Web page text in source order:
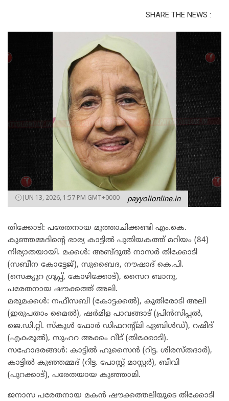
SHARE THE NEWS :
JUN 13, 2026, 1:57 PM GMT+0000 payyolionline.in
തിക്കോടി: പരേതനായ മുത്താചിക്കണ്ടി എം.കെ.
കുഞ്ഞമ്മദിന്റെ ഭാര്യ കാട്ടിൽ പുതിയകത്ത് മറിയം (84)
നിര്യാതയായി. മക്കൾ: അബ്ദുൽ നാസർ തിക്കോടി
(സബീന കോട്ടേജ്), സുബൈദ, നൗഷാദ് കെ.പി.
(സെക്യൂറ ഗ്രൂപ്പ്, കോഴിക്കോട്), സൈറ ബാനു,
പരേതനായ ഷൗക്കത്ത് അലി.
മരുമക്കൾ: നഫീസബി (കോട്ടക്കൽ), കുതിരോടി അലി
(ഇരുപതാം മൈൽ), ഷർമിള പാവങ്ങാട് (പ്രിൻസിപ്പൽ,
ജെ.ഡി.റ്റി. സ്കൂൾ ഫോർ ഡിഫറന്റ്‌ലി ഏബിൾഡ്), റഷീദ്
(എകരൂൽ), സുഹറ അക്കം വീട് (തിക്കോടി).
സഹോദരങ്ങൾ: കാട്ടിൽ ഹുസൈൻ (റിട്ട. ശിരസ്തദാർ),
കാട്ടിൽ കുഞ്ഞമ്മദ് (റിട്ട. പോസ്റ്റ് മാസ്റ്റർ), ബീവി
(പുറക്കാട്), പരേതയായ കുഞ്ഞാമി.
ജനാസ പരേതനായ മകൻ ഷൗക്കത്തലിയുടെ തിക്കോടി